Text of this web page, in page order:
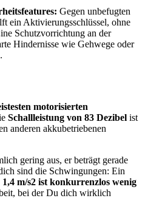
Gegen unbefugten
ein Aktivierungsschlüssel, ohne
Schutzvorrichtung an der
Hindernisse wie Gehwege oder
motorisierten
Schallleistung von 83 Dezibel ist
anderen akkubetriebenen
gering aus, er beträgt gerade
sind die Schwingungen: Ein
m/s2 ist konkurrenzlos wenig
bei der Du dich wirklich